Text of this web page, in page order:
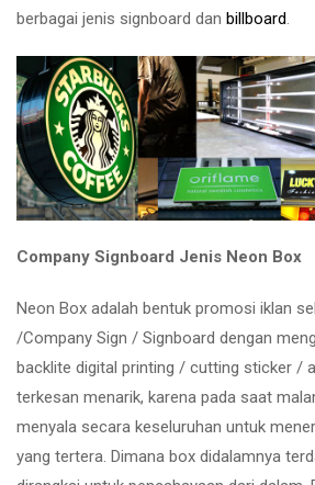
berbagai jenis signboard dan billboard.
Company Signboard Jenis Neon Box
Neon Box adalah bentuk promosi iklan
/Company Sign / Signboard dengan
backlite digital printing / cutting sticker /
terkesan menarik, karena pada saat
menyala secara keseluruhan untuk
yang tertera. Dimana box didalamnya